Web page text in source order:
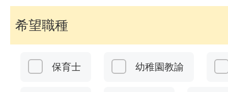
希望職種
保育士 幼稚園教諭